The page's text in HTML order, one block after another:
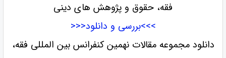
فقه، حقوق و پژوهش های دینی
>>>بررسی و دانلود<<<
دانلود مجموعه مقالات نهمین کنفرانس بین المللی فقه،